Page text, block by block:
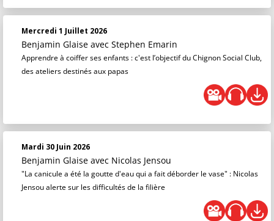
Mercredi 1 Juillet 2026
Benjamin Glaise avec Stephen Emarin
Apprendre à coiffer ses enfants : c'est l’objectif du Chignon Social Club,
des ateliers destinés aux papas
Mardi 30 Juin 2026
Benjamin Glaise avec Nicolas Jensou
"La canicule a été la goutte d'eau qui a fait déborder le vase" : Nicolas
Jensou alerte sur les difficultés de la filière